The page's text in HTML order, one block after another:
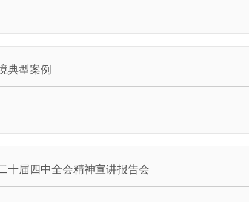
典型案例
十届四中全会精神宣讲报告会